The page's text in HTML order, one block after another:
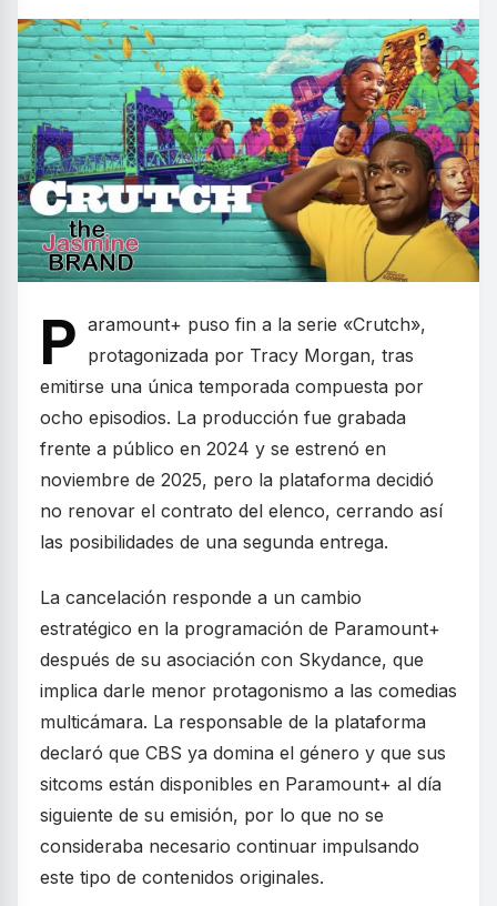
P aramount+ puso fin a la serie «Crutch»,
protagonizada por Tracy Morgan, tras
emitirse una única temporada compuesta por
ocho episodios. La producción fue grabada
frente a público en 2024 y se estrenó en
noviembre de 2025, pero la plataforma decidió
no renovar el contrato del elenco, cerrando así
las posibilidades de una segunda entrega.
La cancelación responde a un cambio
estratégico en la programación de Paramount+
después de su asociación con Skydance, que
implica darle menor protagonismo a las comedias
multicámara. La responsable de la plataforma
declaró que CBS ya domina el género y que sus
sitcoms están disponibles en Paramount+ al día
siguiente de su emisión, por lo que no se
consideraba necesario continuar impulsando
este tipo de contenidos originales.